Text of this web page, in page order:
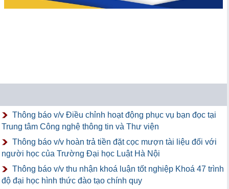
Thông báo v/v Điều chỉnh hoạt động phục vụ bạn đọc tại
Trung tâm Công nghệ thông tin và Thư viện
Thông báo v/v hoàn trả tiền đặt cọc mượn tài liệu đối với
người học của Trường Đại học Luật Hà Nội
Thông báo v/v thu nhận khoá luận tốt nghiệp Khoá 47 trình
độ đại học hình thức đào tạo chính quy